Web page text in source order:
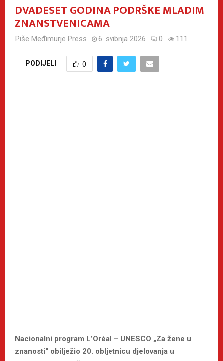
DVADESET GODINA PODRŠKE MLADIM
ZNANSTVENICAMA
Piše Međimurje Press 6. svibnja 2026 0 111
PODIJELI 0
Nacionalni program L’Oréal – UNESCO „Za žene u
znanosti“ obilježio 20. obljetnicu djelovanja u